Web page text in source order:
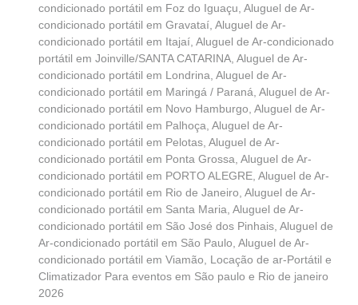
condicionado portátil em Foz do Iguaçu Aluguel de Ar-
condicionado portátil em Gravataí Aluguel de Ar-
condicionado portátil em Itajaí Aluguel de Ar-condicionado
portátil em Joinville/SANTA CATARINA Aluguel de Ar-
condicionado portátil em Londrina Aluguel de Ar-
condicionado portátil em Maringá / Paraná Aluguel de Ar-
condicionado portátil em Novo Hamburgo Aluguel de Ar-
condicionado portátil em Palhoça Aluguel de Ar-
condicionado portátil em Pelotas Aluguel de Ar-
condicionado portátil em Ponta Grossa Aluguel de Ar-
condicionado portátil em PORTO ALEGRE Aluguel de Ar-
condicionado portátil em Rio de Janeiro Aluguel de Ar-
condicionado portátil em Santa Maria Aluguel de Ar-
condicionado portátil em São José dos Pinhais Aluguel de
Ar-condicionado portátil em São Paulo Aluguel de Ar-
condicionado portátil em Viamão
Locação de ar-Portátil e
Climatizador Para eventos em São paulo e Rio de janeiro
2026